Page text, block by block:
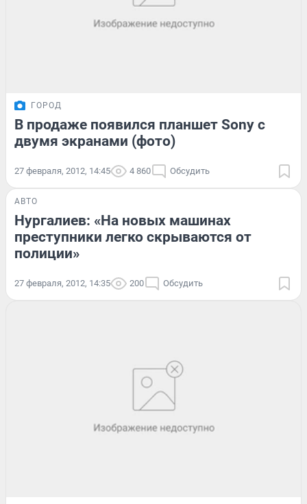
ГОРОД
В продаже появился планшет Sony с
двумя экранами (фото)
27 февраля, 2012, 14:45 4 860 Обсудить
АВТО
Нургалиев: «На новых машинах
преступники легко скрываются от
полиции»
27 февраля, 2012, 14:35 200 Обсудить